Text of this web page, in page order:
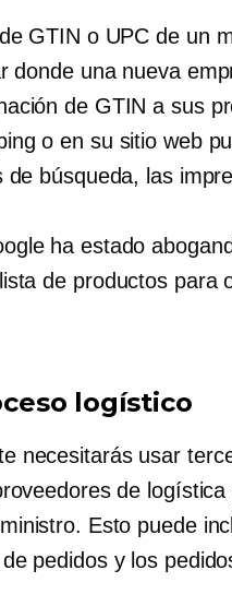
GTIN o UPC de un
donde una nueva
de GTIN a sus
o en su sitio web
de búsqueda, las
ha estado
de productos para
logístico
necesitarás usar
de
Esto puede
pedidos y los